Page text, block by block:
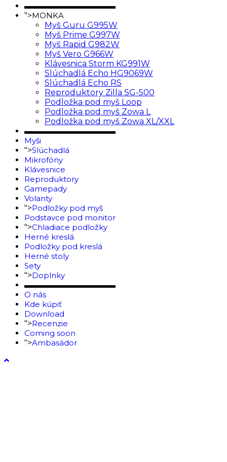
▬▬▬▬▬▬▬▬▬▬▬▬
">MONKA
Myš Guru G995W
Myš Prime G997W
Myš Rapid G982W
Myš Vero G966W
Klávesnica Storm KG991W
Slúchadlá Echo HG9069W
Slúchadlá Echo RS
Reproduktory Zilla SG-500
Podložka pod myš Loop
Podložka pod myš Zowa L
Podložka pod myš Zowa XL/XXL
▬▬▬▬▬▬▬▬▬▬▬▬
Myši
">Slúchadlá
Mikrofóny
Klávesnice
Reproduktory
Gamepady
Volanty
">Podložky pod myš
Podstavce pod monitor
">Chladiace podložky
Herné kreslá
Podložky pod kreslá
Herné stoly
Sety
">Doplnky
▬▬▬▬▬▬▬▬▬▬▬▬
O nás
Kde kúpiť
Download
">Recenzie
Coming soon
">Ambasádor